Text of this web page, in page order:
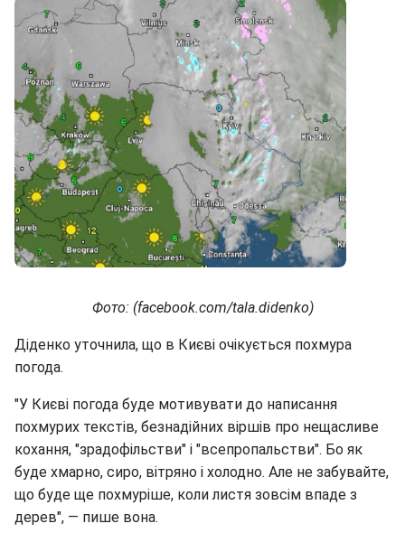
Фото: (facebook.com/tala.didenko)
Діденко уточнила, що в Києві очікується похмура
погода.
"У Києві погода буде мотивувати до написання
похмурих текстів, безнадійних віршів про нещасливе
кохання, "зрадофільстви" і "всепропальстви". Бо як
буде хмарно, сиро, вітряно і холодно. Але не забувайте,
що буде ще похмуріше, коли листя зовсім впаде з
дерев", — пише вона.